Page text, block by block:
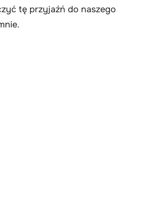
tę przyjaźń do naszego